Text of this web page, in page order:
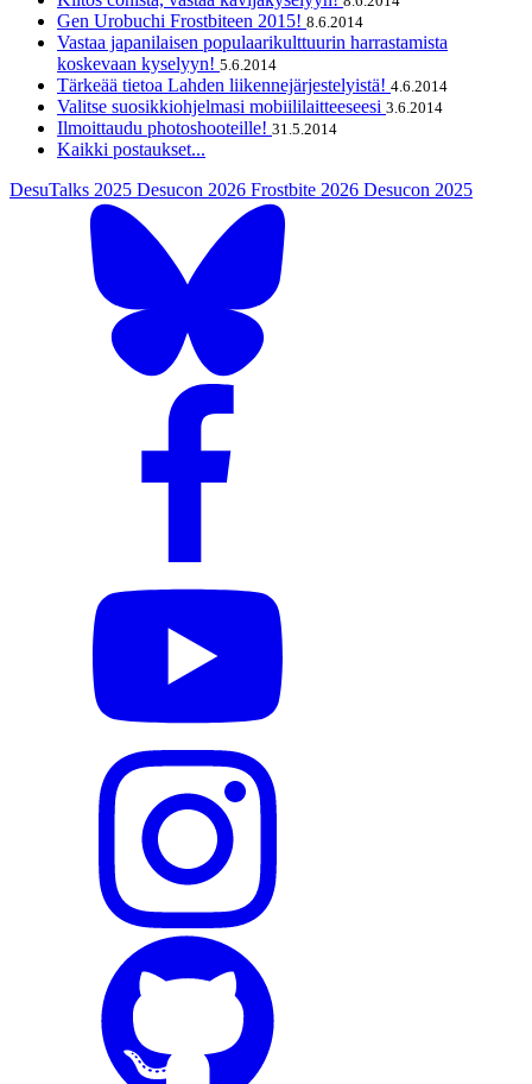
Gen Urobuchi Frostbiteen 2015! 8.6.2014
Vastaa japanilaisen populaarikulttuurin harrastamista
koskevaan kyselyyn! 5.6.2014
Tärkeää tietoa Lahden liikennejärjestelyistä! 4.6.2014
Valitse suosikkiohjelmasi mobiililaitteeseesi 3.6.2014
Ilmoittaudu photoshooteille! 31.5.2014
Kaikki postaukset...
DesuTalks 2025 Desucon 2026 Frostbite 2026 Desucon 2025